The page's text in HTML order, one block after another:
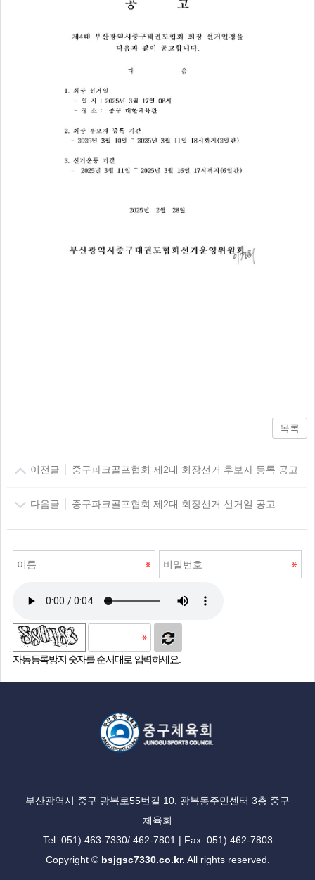
목록
이전글 중구파크골프협회 제2대 회장선거 후보자 등록 공고
다음글 중구파크골프협회 제2대 회장선거 선거일 공고
자동등록방지 숫자를 순서대로 입력하세요.
부산광역시 중구 광복로55번길 10, 광복동주민센터 3층 중구
체육회
Tel. 051) 463-7330/ 462-7801 | Fax. 051) 462-7803
Copyright © bsjgsc7330.co.kr. All rights reserved.